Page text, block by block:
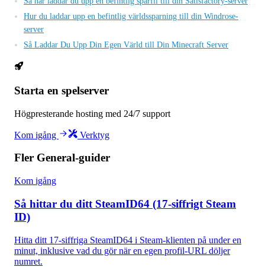
Hur du laddar upp en befintlig världssparning till din Windrose-
server
Så Laddar Du Upp Din Egen Värld till Din Minecraft Server
Starta en spelserver
Högpresterande hosting med 24/7 support
Kom igång Verktyg
Fler General-guider
Kom igång
Så hittar du ditt SteamID64 (17-siffrigt Steam
ID)
Hitta ditt 17-siffriga SteamID64 i Steam-klienten på under en
minut, inklusive vad du gör när en egen profil-URL döljer
numret.